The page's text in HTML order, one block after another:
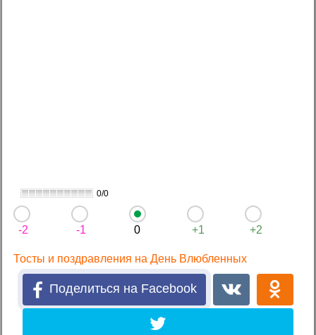
0/0
-2 -1 0 +1 +2
Тосты и поздравления на День Влюбленных
Поделиться на Facebook